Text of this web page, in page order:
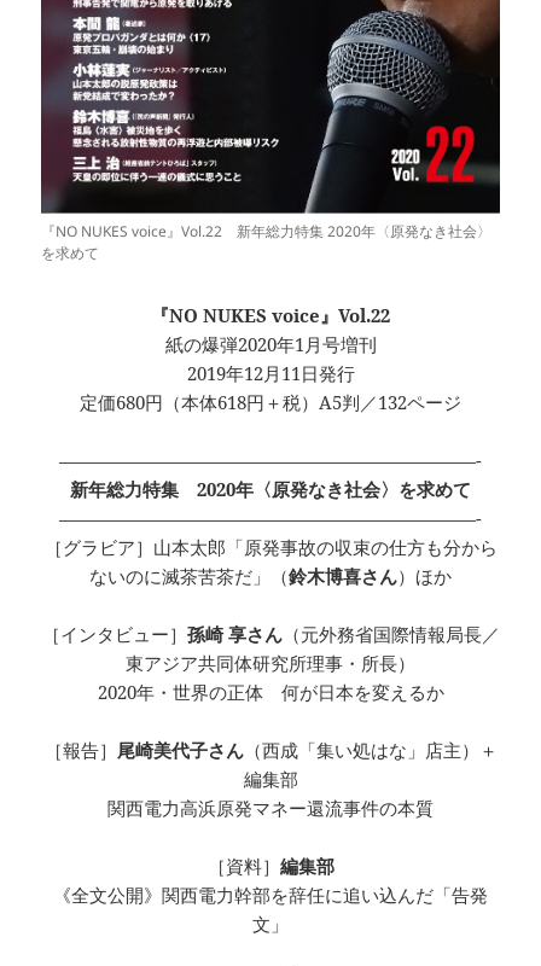
『NO NUKES voice』Vol.22 新年総力特集 2020年〈原発なき社会〉
を求めて
『NO NUKES voice』Vol.22
紙の爆弾2020年1月号増刊
2019年12月11日発行
定価680円（本体618円＋税）A5判／132ページ
———————————————————————-
新年総力特集 2020年〈原発なき社会〉を求めて
———————————————————————-
［グラビア］山本太郎「原発事故の収束の仕方も分から
ないのに滅茶苦茶だ」（鈴木博喜さん）ほか
［インタビュー］ 孫崎 享さん（元外務省国際情報局長／
東アジア共同体研究所理事・所長）
2020年・世界の正体 何が日本を変えるか
［報告］ 尾崎美代子さん（西成「集い処はな」店主）＋
編集部
関西電力高浜原発マネー還流事件の本質
［資料］ 編集部
《全文公開》関西電力幹部を辞任に追い込んだ「告発
文」